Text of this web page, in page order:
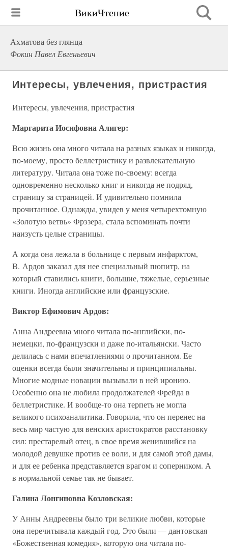
ВикиЧтение
Ахматова без глянца
Фокин Павел Евгеньевич
Интересы, увлечения, пристрастия
Интересы, увлечения, пристрастия
Маргарита Иосифовна Алигер:
Всю жизнь она много читала на разных языках и никогда,
по-моему, просто беллетристику и развлекательную
литературу. Читала она тоже по-своему: всегда
одновременно несколько книг и никогда не подряд,
страницу за страницей. И удивительно помнила
прочитанное. Однажды, увидев у меня четырехтомную
«Золотую ветвь» Фрэзера, стала вспоминать почти
наизусть целые страницы.
А когда она лежала в больнице с первым инфарктом,
В. Ардов заказал для нее специальный пюпитр, на
который ставились книги, большие, тяжелые, серьезные
книги. Иногда английские или французские.
Виктор Ефимович Ардов:
Анна Андреевна много читала по-английски, по-
немецки, по-французски и даже по-итальянски. Часто
делилась с нами впечатлениями о прочитанном. Ее
оценки всегда были значительны и принципиальны.
Многие модные новации вызывали в ней иронию.
Особенно она не любила продолжателей Фрейда в
беллетристике. И вообще-то она терпеть не могла
великого психоаналитика. Говорила, что он перенес на
весь мир частую для венских аристократов расстановку
сил: престарелый отец, в свое время женившийся на
молодой девушке против ее воли, и для самой этой дамы,
и для ее ребенка представляется врагом и соперником. А
в нормальной семье так не бывает.
Галина Лонгиновна Козловская:
У Анны Андреевны было три великие любви, которые
она перечитывала каждый год. Это были — дантовская
«Божественная комедия», которую она читала по-